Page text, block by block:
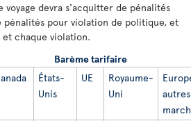
voyage devra s'acquitter de pénalités
pénalités pour violation de politique, et
chaque violation.
Barème tarifaire
États-
Unis
UE
Royaume-
Uni
autres